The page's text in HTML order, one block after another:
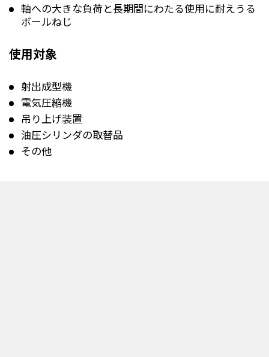
軸への大きな負荷と長期間にわたる使用に耐えうる
ボールねじ
使用対象
射出成型機
電気圧縮機
吊り上げ装置
油圧シリンダの取替品
その他